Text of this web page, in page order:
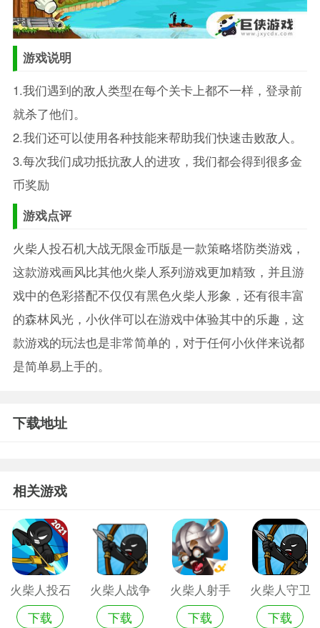
游戏说明
1.我们遇到的敌人类型在每个关卡上都不一样，登录前
就杀了他们。
2.我们还可以使用各种技能来帮助我们快速击败敌人。
3.每次我们成功抵抗敌人的进攻，我们都会得到很多金
币奖励
游戏点评
火柴人投石机大战无限金币版是一款策略塔防类游戏，
这款游戏画风比其他火柴人系列游戏更加精致，并且游
戏中的色彩搭配不仅仅有黑色火柴人形象，还有很丰富
的森林风光，小伙伴可以在游戏中体验其中的乐趣，这
款游戏的玩法也是非常简单的，对于任何小伙伴来说都
是简单易上手的。
下载地址
相关游戏
火柴人投石
车无限金币
下载
火柴人战争
无限钻石金
下载
火柴人射手
大战无限金
下载
火柴人守卫
战无限金币
下载